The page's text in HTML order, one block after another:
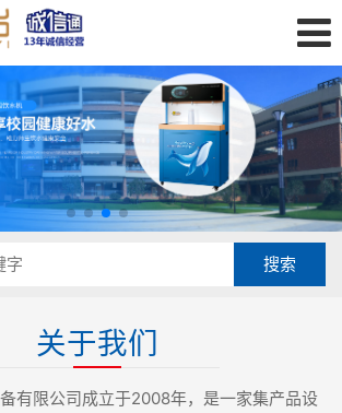
关于我们
有限公司成立于2008年，是一家集产品设